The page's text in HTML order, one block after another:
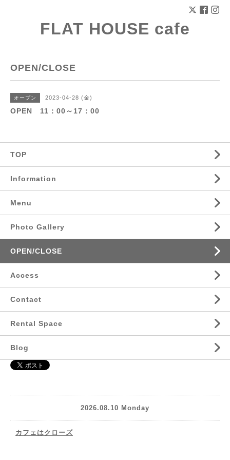
FLAT HOUSE cafe
OPEN/CLOSE
オープン 2023-04-28 (金)
OPEN 11：00～17：00
TOP
Information
Menu
Photo Gallery
OPEN/CLOSE
Access
Contact
Rental Space
Blog
2026.08.10 Monday
カフェはクローズ